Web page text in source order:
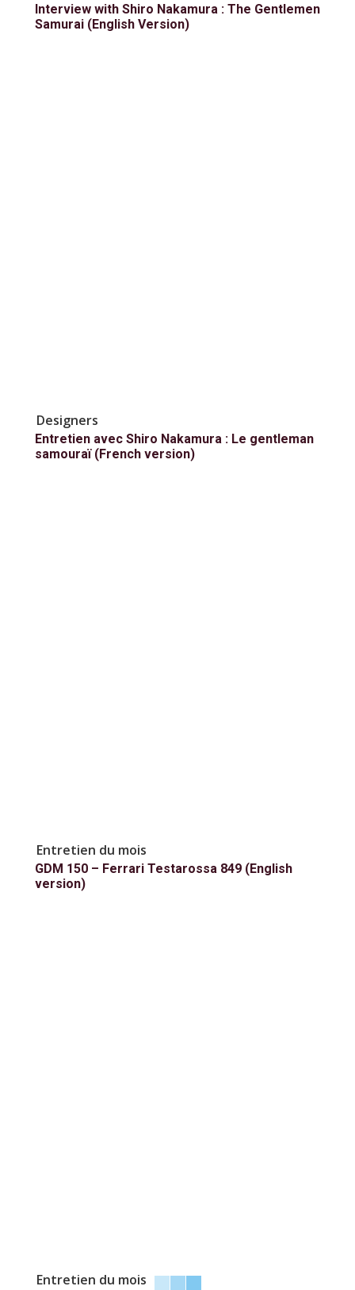
Interview with Shiro Nakamura : The Gentlemen
Samurai (English Version)
Designers
Entretien avec Shiro Nakamura : Le gentleman
samouraï (French version)
Entretien du mois
GDM 150 – Ferrari Testarossa 849 (English
version)
Entretien du mois